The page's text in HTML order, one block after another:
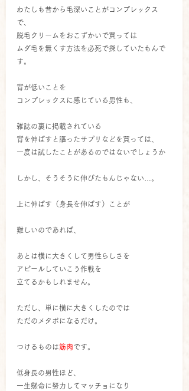
わたしも昔から毛深いことがコンプレックス
で、
脱毛クリームをおこずかいで買っては
ムダ毛を無くす方法を必死で探していたもんで
す。
背が低いことを
コンプレックスに感じている男性も、
雑誌の裏に掲載されている
背を伸ばすと謳ったサプリなどを買っては、
一度は試したことがあるのではないでしょうか
しかし、そうそうに伸びたもんじゃない…。
上に伸ばす（身長を伸ばす）ことが
難しいのであれば、
あとは横に大きくして男性らしさを
アピールしていこう作戦を
立てるかもしれません。
ただし、単に横に大きくしたのでは
ただのメタボになるだけ。
つけるものは筋肉です。
低身長の男性ほど、
一生懸命に努力してマッチョになり